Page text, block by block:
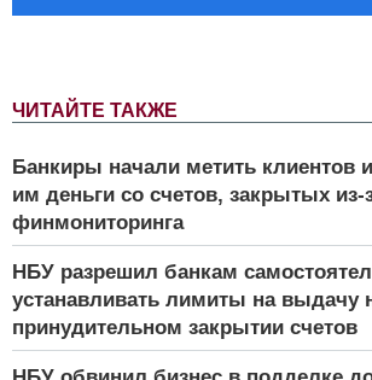
ЧИТАЙТЕ ТАКЖЕ
Банкиры начали метить клиентов
им деньги со счетов, закрытых из-
финмониторинга
НБУ разрешил банкам
устанавливать лимиты на выдачу
принудительном закрытии счетов